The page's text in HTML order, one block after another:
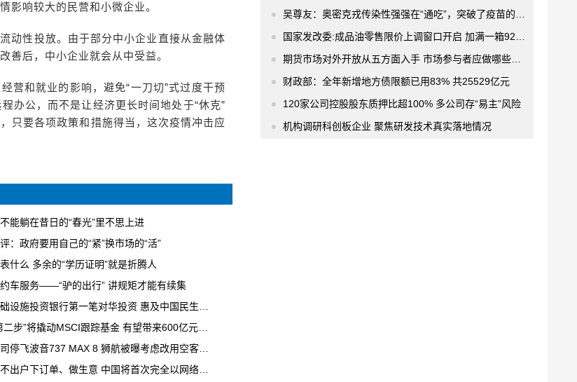
影响较大的民营和小微企业。
动性投放。由于部分中小企业直接从金融体
善后，中小企业就会从中受益。
营和就业的影响，避免“一刀切”式过度干预
办公，而不是让经济更长时间地处于“休克”
只要各项政策和措施得当，这次疫情冲击应
能躺在昔日的“春光”里不思上进
：政府要用自己的“紧”换市场的“活”
什么 多余的“学历证明”就是折腾人
车服务——“驴的出行” 讲规矩才能有续集
设施投资银行第一笔对华投资 惠及中国民生工程
步”将撬动MSCI跟踪基金 有望带来600亿元国内增量资金
停飞波音737 MAX 8 狮航被曝考虑改用空客飞机
户下订单、做生意 中国将首次完全以网络形式举办广交会
吴尊友：奥密克戎传染性强强在“通吃”，突破了疫苗的保护作用
国家发改委:成品油零售限价上调窗口开启 加满一箱92#汽油将多花4.5元
期货市场对外开放从五方面入手 市场参与者应做哪些准备工作?
财政部：全年新增地方债限额已用83% 共25529亿元
120家公司控股股东质押比超100% 多公司存“易主”风险
机构调研科创板企业 聚焦研发技术真实落地情况